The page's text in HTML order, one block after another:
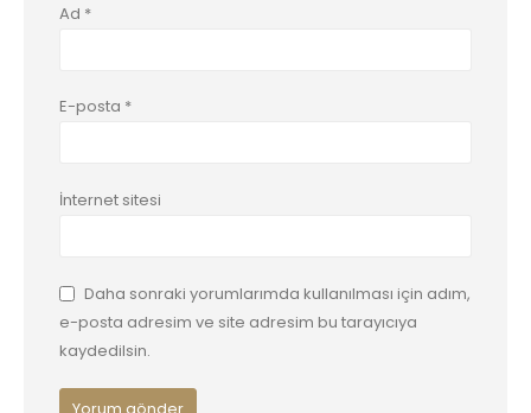
Ad *
E-posta *
İnternet sitesi
Daha sonraki yorumlarımda kullanılması için adım,
e-posta adresim ve site adresim bu tarayıcıya
kaydedilsin.